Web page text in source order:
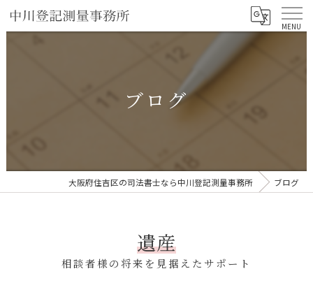
ブログ
大阪府住吉区の司法書士なら中川登記測量事務所 ブログ
遺産
相談者様の将来を見据えたサポート